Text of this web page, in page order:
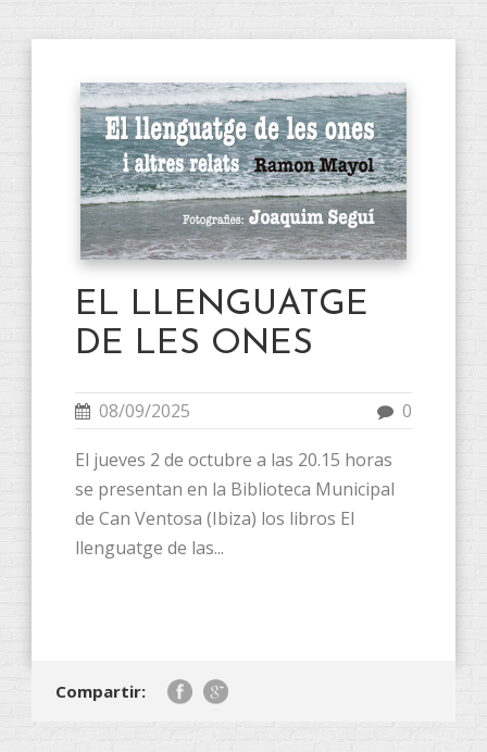
EL LLENGUATGE
DE LES ONES
08/09/2025 0
El jueves 2 de octubre a las 20.15 horas
se presentan en la Biblioteca Municipal
de Can Ventosa (Ibiza) los libros El
llenguatge de las...
Compartir: